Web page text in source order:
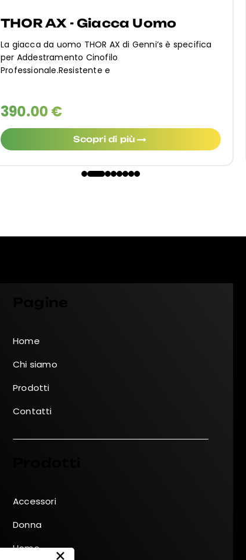
THOR AX - Giacca Uomo
La giacca da uomo THOR AX di Genni’s è specifica
per Addestramento Cinofilo
Professionale.Resistente e
390.00 €
Scopri di più
Home
Chi siamo
Prodotti
Contatti
Accessori
Donna
Uomo
×